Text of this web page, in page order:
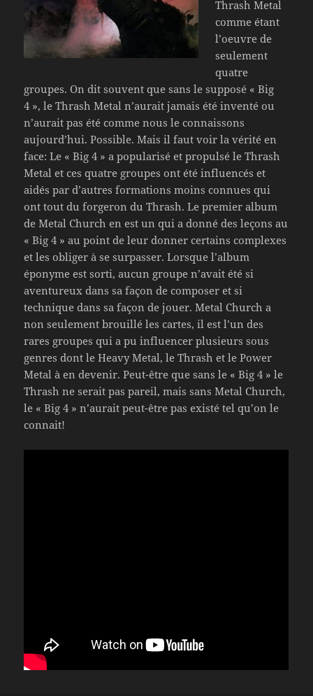
Thrash Metal
comme étant
l’oeuvre de
seulement
quatre
groupes. On dit souvent que sans le supposé « Big
4 », le Thrash Metal n’aurait jamais été inventé ou
n’aurait pas été comme nous le connaissons
aujourd’hui. Possible. Mais il faut voir la vérité en
face: Le « Big 4 » a popularisé et propulsé le Thrash
Metal et ces quatre groupes ont été influencés et
aidés par d’autres formations moins connues qui
ont tout du forgeron du Thrash. Le premier album
de Metal Church en est un qui a donné des leçons au
« Big 4 » au point de leur donner certains complexes
et les obliger à se surpasser. Lorsque l’album
éponyme est sorti, aucun groupe n’avait été si
aventureux dans sa façon de composer et si
technique dans sa façon de jouer. Metal Church a
non seulement brouillé les cartes, il est l’un des
rares groupes qui a pu influencer plusieurs sous
genres dont le Heavy Metal, le Thrash et le Power
Metal à en devenir. Peut-être que sans le « Big 4 » le
Thrash ne serait pas pareil, mais sans Metal Church,
le « Big 4 » n’aurait peut-être pas existé tel qu’on le
connait!